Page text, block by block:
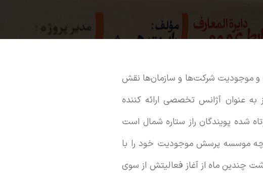
و موجودیت شرکت‌ها و سازمان‌ها نقش
عنوان آژانس تخصصی ارائه کننده
شده پویندگان راز ستاره شمال است
موسسه پرسش موجودیت خود را با
چندین ماه از آغاز فعالیتش از سوی